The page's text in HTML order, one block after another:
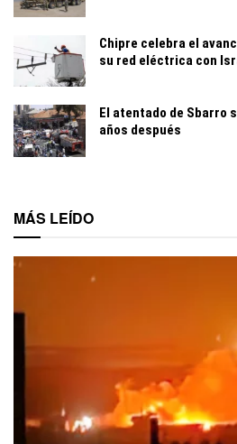
Chipre celebra el
su red eléctrica con
El atentado de Sbarro
años después
MÁS LEÍDO